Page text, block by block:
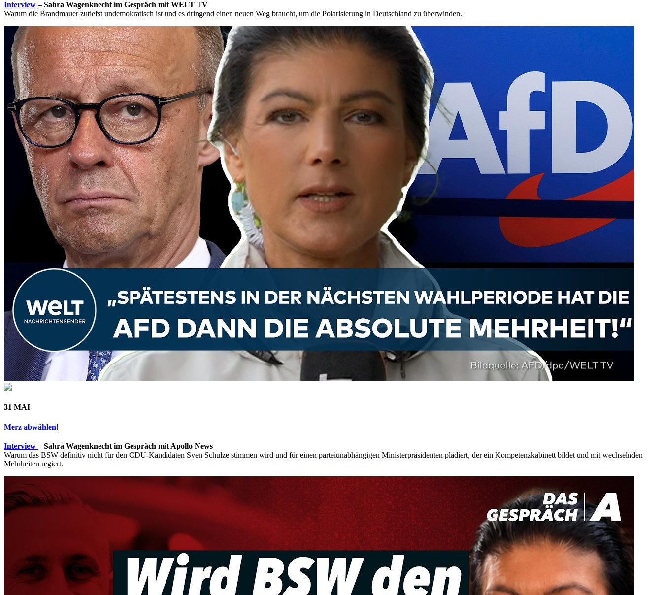
Interview – Sahra Wagenknecht im Gespräch mit WELT TV
Warum die Brandmauer zutiefst undemokratisch ist und es dringend einen neuen Weg braucht, um die Polarisierung in Deutschland zu überwinden.
31 MAI
Merz abwählen!
Interview – Sahra Wagenknecht im Gespräch mit Apollo News
Warum das BSW definitiv nicht für den CDU-Kandidaten Sven Schulze stimmen wird und für einen parteiunabhängigen Ministerpräsidenten plädiert, der ein Kompetenzkabinett bildet und mit wechselnden
Mehrheiten regiert.